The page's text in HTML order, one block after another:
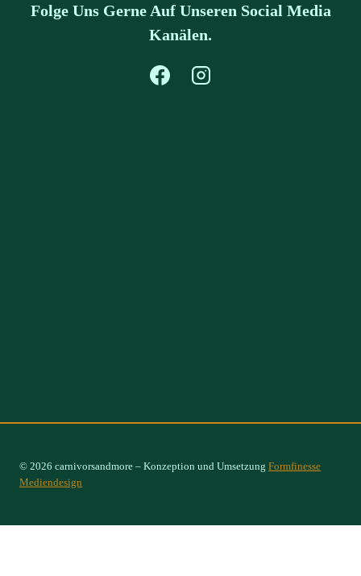
Folge Uns Gerne Auf Unseren Social Media
Kanälen.
© 2026 carnivorsandmore – Konzeption und Umsetzung Formfinesse
Mediendesign